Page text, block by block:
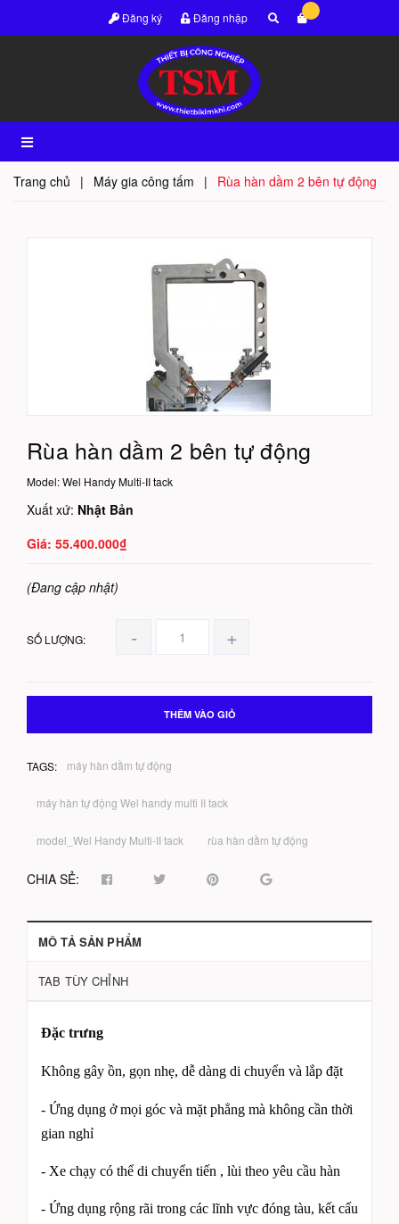
Đăng ký Đăng nhập
Trang chủ | Máy gia công tấm | Rùa hàn dầm 2 bên tự động
Rùa hàn dầm 2 bên tự động
Model:Wel Handy Multi-II tack
Xuất xứ: Nhật Bản
55.400.000₫
(Đang cập nhật)
SỐ LƯỢNG: - +
THÊM VÀO GIỎ
TAGS: máy hàn dầm tự động
máy hàn tự động Wel handy multi II tack
model_Wel Handy Multi-II tack rùa hàn dầm tự động
CHIA SẺ:
MÔ TẢ SẢN PHẨM
TAB TÙY CHỈNH
Đặc trưng
Không gây ồn, gọn nhẹ, dễ dàng di chuyển và lắp đặt
- Ứng dụng ở mọi góc và mặt phẳng mà không cần thời
gian nghỉ
- Xe chạy có thể di chuyển tiến , lùi theo yêu cầu hàn
- Ứng dụng rộng rãi trong các lĩnh vực đóng tàu, kết cấu